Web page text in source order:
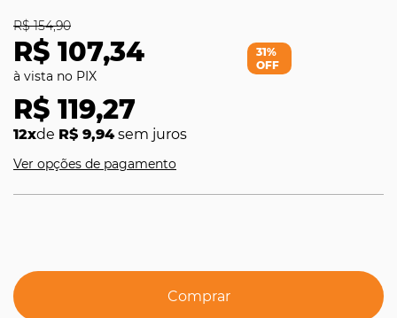
R$ 107,34
R$ 154,90
R$ 119,27
12xde R$ 9,94sem juros
31%
OFF
Ver opções de pagamento
Comprar